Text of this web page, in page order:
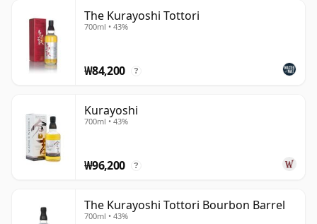
다. 현대 일본 위스키 브랜드 다수와 마찬가지로, 정확한 분
류는 병마다 개별적으로 확인할 필요가 있습니다.
라인업에는 Kurayoshi Pure Malt, Sherry Cask, 8년산, 12
년산, 18년산이 포함되며, 관련 돗토리 블렌디드 위스키와
몰트의 달콤함, 바닐라, 건과일, 구운 견과류, 스파이스, 부드
러운 오크 향을 중심으로 하며, 셰리 캐스크 및 기타 캐스크
의 영향이 가벼운 기본 스타일에 풍부함을 더해 줍니다.
Kurayoshi는 일본 위스키 카테고리 내에서 미묘한 위치를
인 패키징을 자랑하며 접근하기 쉬운 스타일이지만, 동시에
The Kurayoshi Tottori
700ml • 43%
₩84,200 ?
Kurayoshi
700ml • 43%
₩96,200 ?
The Kurayoshi Tottori Bourbon Barrel
700ml • 43%